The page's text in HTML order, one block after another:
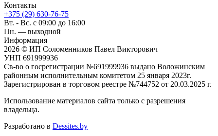
Контакты
+375 (29) 630-76-75
Вт. - Вс. с 09:00 до 16:00
Пн. — выходной
Информация
2026 © ИП Соломенников Павел Викторович
УНП 691999936
Св-во о госрегистрации №691999936 выдано Воложинским
районным исполнительным комитетом 25 января 2023г.
Зарегистрирован в торговом реестре №744752 от 20.03.2025 г.
Использование материалов сайта только с разрешения
владельца.
Разработано в Dessites.by